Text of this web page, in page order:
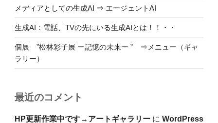
メディアとしての生成AI ⇒ エージェントAI
生成AI：電話、TVの先にいる生成AIとは！！・・
個展 ”松林彩子展 ー記憶の未来ー ” ⇒メニュー（ギャ
ラリー）
最近のコメント
HP更新作業中です→アートギャラリー に WordPress